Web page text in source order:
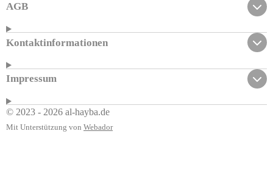
AGB
Kontaktinformationen
Impressum
© 2023 - 2026 al-hayba.de
Mit Unterstützung von Webador